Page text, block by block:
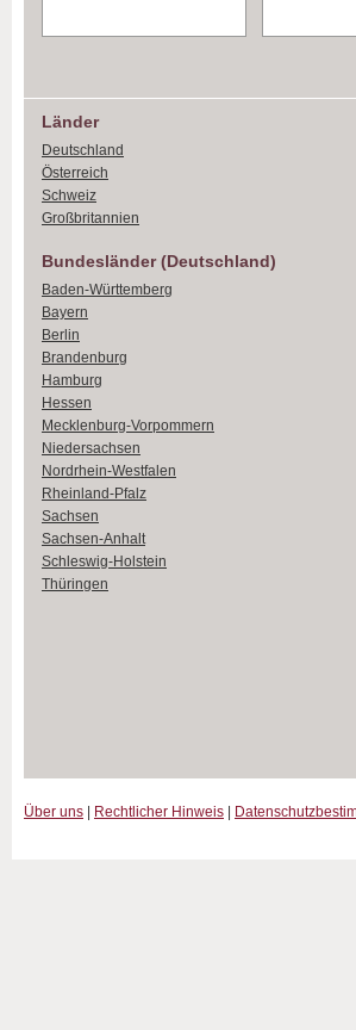
Länder
Deutschland
Österreich
Schweiz
Großbritannien
Bundesländer (Deutschland)
Baden-Württemberg
Bayern
Berlin
Brandenburg
Hamburg
Hessen
Mecklenburg-Vorpommern
Niedersachsen
Nordrhein-Westfalen
Rheinland-Pfalz
Sachsen
Sachsen-Anhalt
Schleswig-Holstein
Thüringen
Über uns Rechtlicher Hinweis